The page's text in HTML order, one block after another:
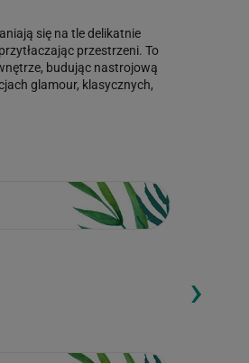
się na tle delikatnie
przestrzeni. To
budując nastrojową
glamour, klasycznych,
Loading...
›